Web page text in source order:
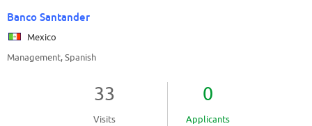
Banco Santander
Mexico
Management, Spanish
33
Visits
0
Applicants